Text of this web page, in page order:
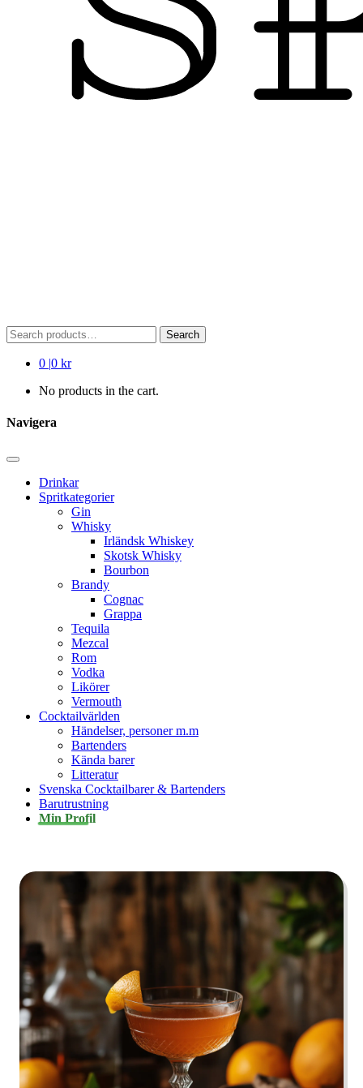
Search
for:
Search
0 |0 kr
No products in the cart.
Navigera
Drinkar
Spritkategorier
Gin
Whisky
Irländsk Whiskey
Skotsk Whisky
Bourbon
Brandy
Cognac
Grappa
Tequila
Mezcal
Rom
Vodka
Likörer
Vermouth
Cocktailvärlden
Händelser, personer m.m
Bartenders
Kända barer
Litteratur
Svenska Cocktailbarer & Bartenders
Barutrustning
Min Profil